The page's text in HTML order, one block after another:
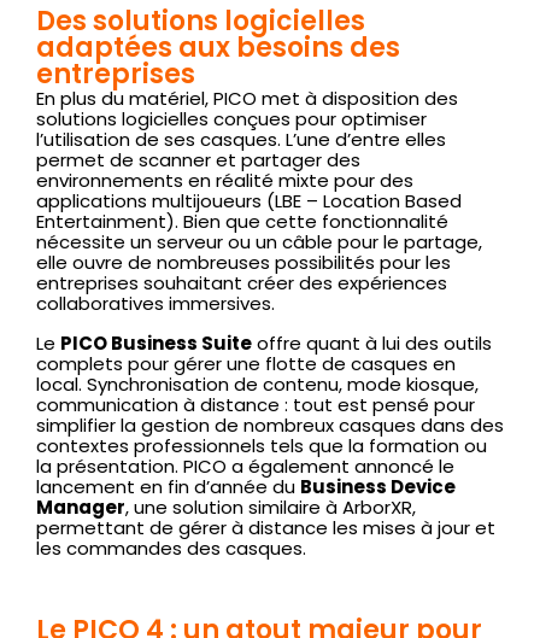
Des solutions logicielles
adaptées aux besoins des
entreprises
En plus du matériel, PICO met à disposition des
solutions logicielles conçues pour optimiser
l’utilisation de ses casques. L’une d’entre elles
permet de scanner et partager des
environnements en réalité mixte pour des
applications multijoueurs (LBE – Location Based
Entertainment). Bien que cette fonctionnalité
nécessite un serveur ou un câble pour le partage,
elle ouvre de nombreuses possibilités pour les
entreprises souhaitant créer des expériences
collaboratives immersives.
Le PICO Business Suiteoffre quant à lui des outils
complets pour gérer une flotte de casques en
local. Synchronisation de contenu, mode kiosque,
communication à distance : tout est pensé pour
simplifier la gestion de nombreux casques dans des
contextes professionnels tels que la formation ou
la présentation. PICO a également annoncé le
lancement en fin d’année du Business Device
Manager, une solution similaire à ArborXR,
permettant de gérer à distance les mises à jour et
les commandes des casques.
Le PICO 4 : un atout majeur pour